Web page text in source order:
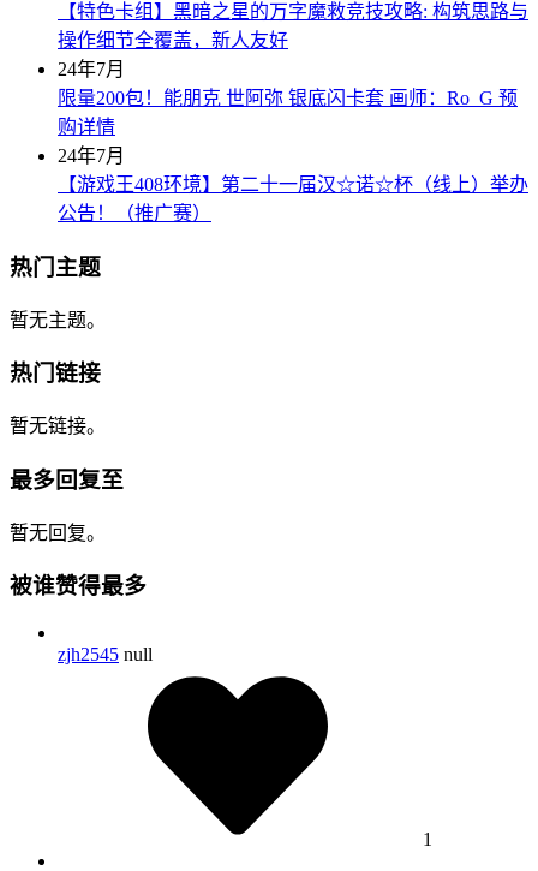
【特色卡组】黑暗之星的万字魔救竞技攻略: 构筑思路与
操作细节全覆盖，新人友好
24年7月
限量200包！能朋克 世阿弥 银底闪卡套 画师：Ro_G 预
购详情
24年7月
【游戏王408环境】第二十一届汉☆诺☆杯（线上）举办
公告！（推广赛）
热门主题
暂无主题。
热门链接
暂无链接。
最多回复至
暂无回复。
被谁赞得最多
zjh2545 null
1